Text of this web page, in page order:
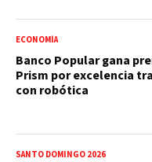
ECONOMÍA
Banco Popular gana
Prism por excelencia
con robótica
SANTO DOMINGO 2026